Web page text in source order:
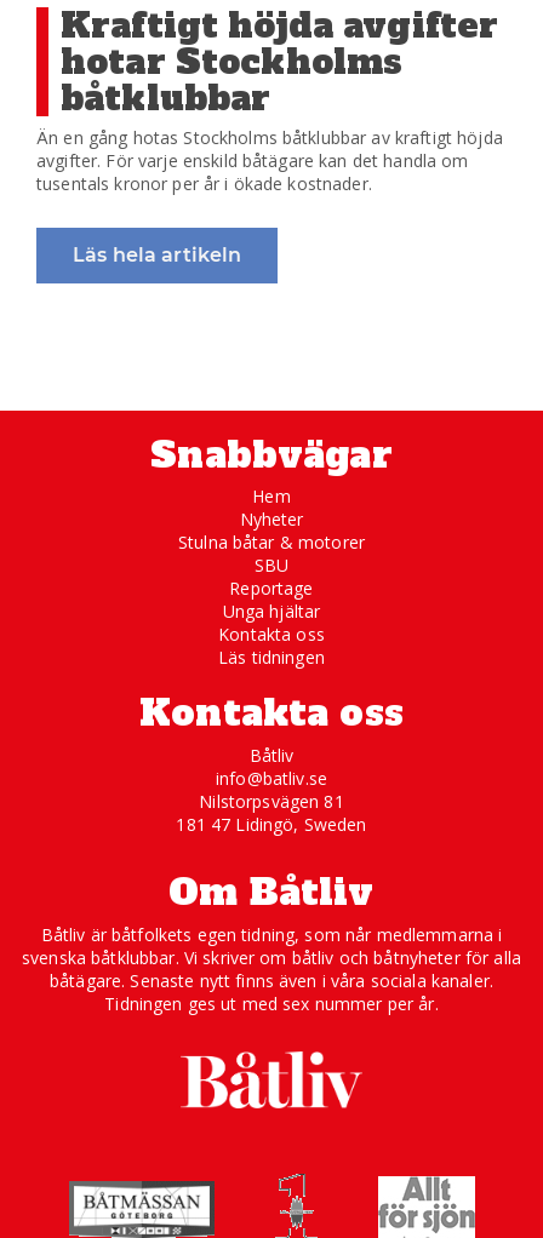
Kraftigt höjda avgifter
hotar Stockholms
båtklubbar
Än en gång hotas Stockholms båtklubbar av kraftigt höjda
avgifter. För varje enskild båtägare kan det handla om
tusentals kronor per år i ökade kostnader.
Läs hela artikeln
Snabbvägar
Hem
Nyheter
Stulna båtar & motorer
SBU
Reportage
Unga hjältar
Kontakta oss
Läs tidningen
Kontakta oss
Båtliv
info@batliv.se
Nilstorpsvägen 81
181 47 Lidingö, Sweden
Om Båtliv
Båtliv är båtfolkets egen tidning, som når medlemmarna i
svenska båtklubbar. Vi skriver om båtliv och båtnyheter för alla
båtägare. Senaste nytt finns även i våra sociala kanaler.
Tidningen ges ut med sex nummer per år.